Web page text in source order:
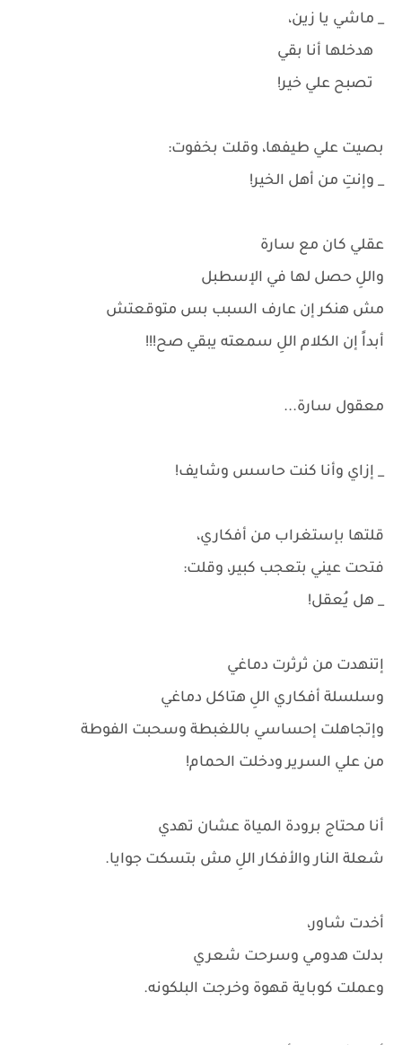
_ ماشي يا زين،
هدخلها أنا بقي
تصبح علي خير!
بصيت علي طيفها، وقلت بخفوت:
_ وإنتِ من أهل الخير!
عقلي كان مع سارة
واللِ حصل لها في الإسطبل
مش هنكر إن عارف السبب بس متوقعتش
أبداً إن الكلام اللِ سمعته يبقي صح!!!
معقول سارة...
_ إزاي وأنا كنت حاسس وشايف!
قلتها بإستغراب من أفكاري،
فتحت عيني بتعجب كبير، وقلت:
_ هل يُعقل!
إتنهدت من ثرثرت دماغي
وسلسلة أفكاري اللِ هتاكل دماغي
وإتجاهلت إحساسي باللغبطة وسحبت الفوطة
من علي السرير ودخلت الحمام!
أنا محتاج برودة المياة عشان تهدي
شعلة النار والأفكار اللِ مش بتسكت جوايا.
أخدت شاور،
بدلت هدومي وسرحت شعري
وعملت كوباية قهوة وخرجت البلكونه.